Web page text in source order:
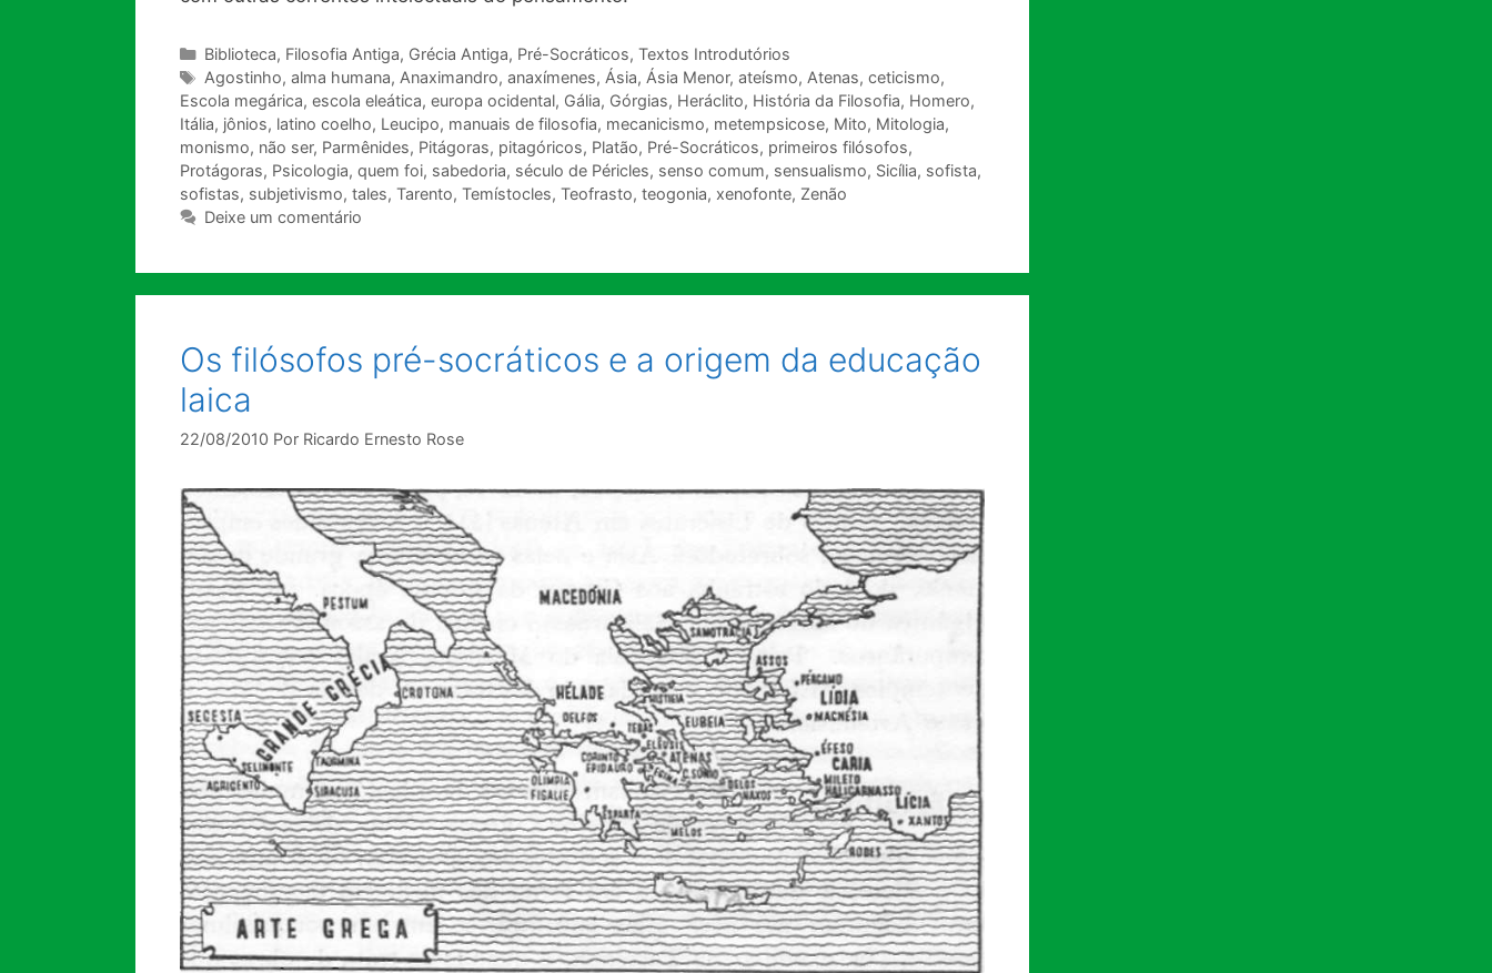
Categorias
Biblioteca, Filosofia Antiga, Grécia Antiga, Pré-Socráticos, Textos Introdutórios
Tags
Agostinho, alma humana, Anaximandro, anaxímenes, Ásia, Ásia Menor, ateísmo, Atenas, ceticismo,
Escola megárica, escola eleática, europa ocidental, Gália, Górgias, Heráclito, História da Filosofia, Homero,
Itália, jônios, latino coelho, Leucipo, manuais de filosofia, mecanicismo, metempsicose, Mito, Mitologia,
monismo, não ser, Parmênides, Pitágoras, pitagóricos, Platão, Pré-Socráticos, primeiros filósofos,
Protágoras, Psicologia, quem foi, sabedoria, século de Péricles, senso comum, sensualismo, Sicília, sofista,
sofistas, subjetivismo, tales, Tarento, Temístocles, Teofrasto, teogonia, xenofonte, Zenão
Deixe um comentário
Os filósofos pré-socráticos e a origem da educação
laica
22/08/2010 Por Ricardo Ernesto Rose